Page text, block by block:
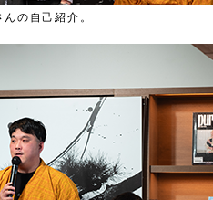
の自己紹介。